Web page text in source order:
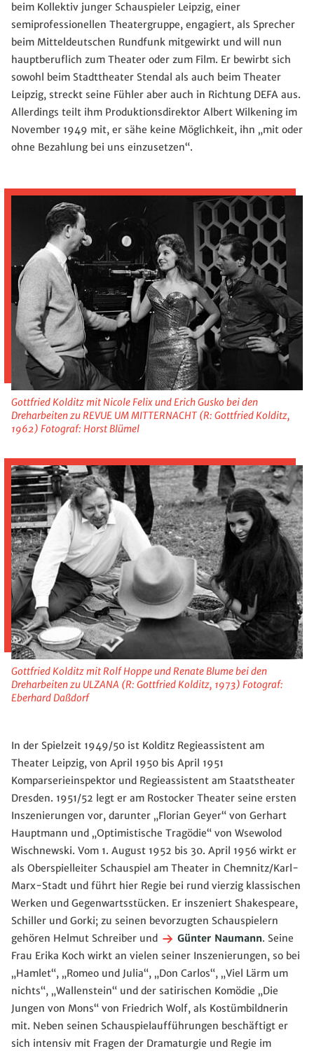
beim Kollektiv junger Schauspieler Leipzig, einer
semiprofessionellen Theatergruppe, engagiert, als Sprecher
beim Mitteldeutschen Rundfunk mitgewirkt und will nun
hauptberuflich zum Theater oder zum Film. Er bewirbt sich
sowohl beim Stadttheater Stendal als auch beim Theater
Leipzig, streckt seine Fühler aber auch in Richtung DEFA aus.
Allerdings teilt ihm Produktionsdirektor Albert Wilkening im
November 1949 mit, er sähe keine Möglichkeit, ihn „mit oder
ohne Bezahlung bei uns einzusetzen“.
Gottfried Kolditz mit Nicole Felix und Erich Gusko bei den
Dreharbeiten zu REVUE UM MITTERNACHT (R: Gottfried Kolditz,
1962) Fotograf: Horst Blümel
Gottfried Kolditz mit Rolf Hoppe und Renate Blume bei den
Dreharbeiten zu ULZANA (R: Gottfried Kolditz, 1973) Fotograf:
Eberhard Daßdorf
In der Spielzeit 1949/50 ist Kolditz Regieassistent am
Theater Leipzig, von April 1950 bis April 1951
Komparserieinspektor und Regieassistent am Staatstheater
Dresden. 1951/52 legt er am Rostocker Theater seine ersten
Inszenierungen vor, darunter „Florian Geyer“ von Gerhart
Hauptmann und „Optimistische Tragödie“ von Wsewolod
Wischnewski. Vom 1. August 1952 bis 30. April 1956 wirkt er
als Oberspielleiter Schauspiel am Theater in Chemnitz/Karl-
Marx-Stadt und führt hier Regie bei rund vierzig klassischen
Werken und Gegenwartsstücken. Er inszeniert Shakespeare,
Schiller und Gorki; zu seinen bevorzugten Schauspielern
gehören Helmut Schreiber und
Günter Naumann. Seine
Frau Erika Koch wirkt an vielen seiner Inszenierungen, so bei
„Hamlet“, „Romeo und Julia“, „Don Carlos“, „Viel Lärm um
nichts“, „Wallenstein“ und der satirischen Komödie „Die
Jungen von Mons“ von Friedrich Wolf, als Kostümbildnerin
mit. Neben seinen Schauspielaufführungen beschäftigt er
sich intensiv mit Fragen der Dramaturgie und Regie im